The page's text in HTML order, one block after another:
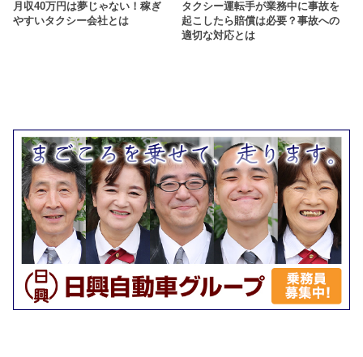
月収40万円は夢じゃない！稼ぎ
やすいタクシー会社とは
タクシー運転手が業務中に事故を
起こしたら賠償は必要？事故への
適切な対応とは